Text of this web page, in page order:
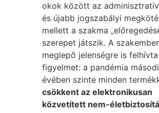
okok között az
és újabb jogszabályi
mellett a szakma
szerepet játszik. A
meglepő jelenségre is
figyelmet: a pandémia
évében szinte minden
csökkent az elektronikusan
közvetített nem-